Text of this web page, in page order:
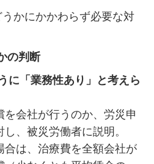
かにかかわらず必要な対
の判断
に「業務性あり」と考えら
を会社が行うのか、労災申
、被災労働者に説明。
合は、治療費を全額会社が